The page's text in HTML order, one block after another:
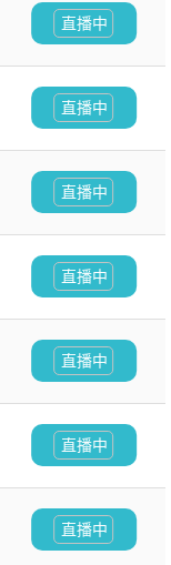
直播中
直播中
直播中
直播中
直播中
直播中
直播中